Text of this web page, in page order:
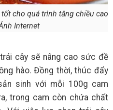
cho quá trình tăng chiều cao
Internet
cây sẽ nâng cao sức đề
hào. Đồng thời, thúc đẩy
sinh với mỗi 100g cam
trong cam còn chứa chất